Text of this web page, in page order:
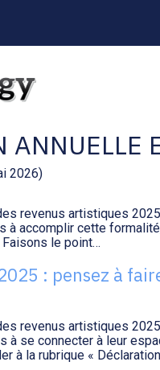
ANNUELLE
2026)
revenus artistiques
à accomplir cette
le point…
: pensez à
revenus artistiques
à se connecter à leur
à la rubrique «